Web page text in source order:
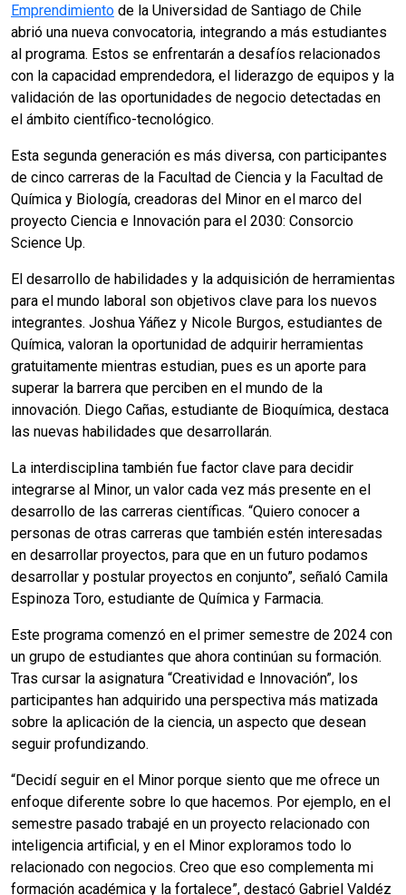
Emprendimiento de la Universidad de Santiago de Chile
abrió una nueva convocatoria, integrando a más estudiantes
al programa. Estos se enfrentarán a desafíos relacionados
con la capacidad emprendedora, el liderazgo de equipos y la
validación de las oportunidades de negocio detectadas en
el ámbito científico-tecnológico.
Esta segunda generación es más diversa, con participantes
de cinco carreras de la Facultad de Ciencia y la Facultad de
Química y Biología, creadoras del Minor en el marco del
proyecto Ciencia e Innovación para el 2030: Consorcio
Science Up.
El desarrollo de habilidades y la adquisición de herramientas
para el mundo laboral son objetivos clave para los nuevos
integrantes. Joshua Yáñez y Nicole Burgos, estudiantes de
Química, valoran la oportunidad de adquirir herramientas
gratuitamente mientras estudian, pues es un aporte para
superar la barrera que perciben en el mundo de la
innovación. Diego Cañas, estudiante de Bioquímica, destaca
las nuevas habilidades que desarrollarán.
La interdisciplina también fue factor clave para decidir
integrarse al Minor, un valor cada vez más presente en el
desarrollo de las carreras científicas. “Quiero conocer a
personas de otras carreras que también estén interesadas
en desarrollar proyectos, para que en un futuro podamos
desarrollar y postular proyectos en conjunto”, señaló Camila
Espinoza Toro, estudiante de Química y Farmacia.
Este programa comenzó en el primer semestre de 2024 con
un grupo de estudiantes que ahora continúan su formación.
Tras cursar la asignatura “Creatividad e Innovación”, los
participantes han adquirido una perspectiva más matizada
sobre la aplicación de la ciencia, un aspecto que desean
seguir profundizando.
“Decidí seguir en el Minor porque siento que me ofrece un
enfoque diferente sobre lo que hacemos. Por ejemplo, en el
semestre pasado trabajé en un proyecto relacionado con
inteligencia artificial, y en el Minor exploramos todo lo
relacionado con negocios. Creo que eso complementa mi
formación académica y la fortalece”, destacó Gabriel Valdéz